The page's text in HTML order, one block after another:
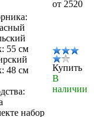
от 2520
55 см
48 см
набор
Купить
В
наличии